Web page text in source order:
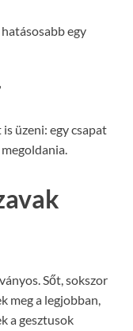
egy
üzeni: egy csapat
Sőt, sokszor
meg a legjobban,
a gesztusok